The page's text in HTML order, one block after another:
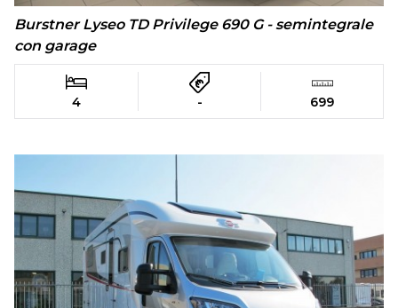
Burstner Lyseo TD Privilege 690 G - semintegrale
con garage
4 - 699